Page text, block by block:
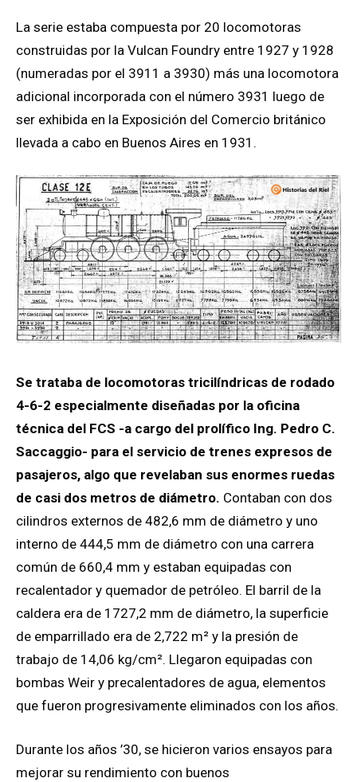
La serie estaba compuesta por 20 locomotoras
construidas por la Vulcan Foundry entre 1927 y 1928
(numeradas por el 3911 a 3930) más una locomotora
adicional incorporada con el número 3931 luego de
ser exhibida en la Exposición del Comercio británico
llevada a cabo en Buenos Aires en 1931.
Se trataba de locomotoras tricilíndricas de rodado
4-6-2 especialmente diseñadas por la oficina
técnica del FCS -a cargo del prolífico Ing. Pedro C.
Saccaggio- para el servicio de trenes expresos de
pasajeros, algo que revelaban sus enormes ruedas
de casi dos metros de diámetro. Contaban con dos
cilindros externos de 482,6 mm de diámetro y uno
interno de 444,5 mm de diámetro con una carrera
común de 660,4 mm y estaban equipadas con
recalentador y quemador de petróleo. El barril de la
caldera era de 1727,2 mm de diámetro, la superficie
de emparrillado era de 2,722 m² y la presión de
trabajo de 14,06 kg/cm². Llegaron equipadas con
bombas Weir y precalentadores de agua, elementos
que fueron progresivamente eliminados con los años.
Durante los años ’30, se hicieron varios ensayos para
mejorar su rendimiento con buenos